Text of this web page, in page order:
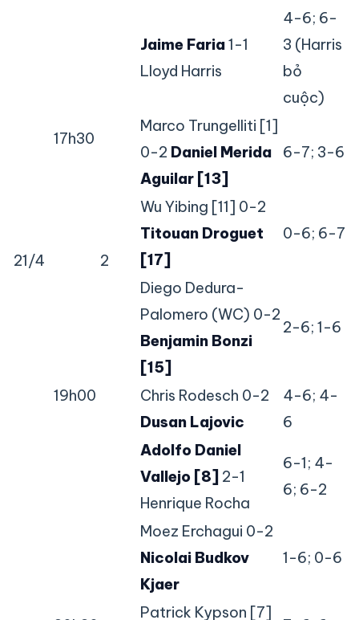
21/4 2
17h30
Jaime Faria1-1
Lloyd Harris
4-6; 6-
3 (Harris
bỏ
cuộc)
Marco Trungelliti [1]
0-2 Daniel Merida
Aguilar [13]
6-7; 3-6
Wu Yibing [11] 0-2
Titouan Droguet
[17]
0-6; 6-7
19h00
Diego Dedura-
Palomero (WC) 0-2
Benjamin Bonzi
[15]
2-6; 1-6
Chris Rodesch 0-2
Dusan Lajovic
4-6; 4-
6
Adolfo Daniel
Vallejo [8] 2-1
Henrique Rocha
6-1; 4-
6; 6-2
Moez Erchagui 0-2
Nicolai Budkov
Kjaer
1-6; 0-6
Patrick Kypson [7]